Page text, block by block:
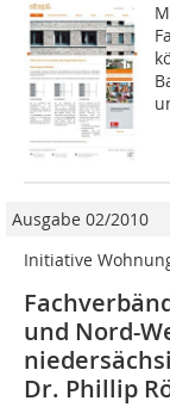
Ausgabe 02/2010
Initiative
und Nord-
Dr. Phillip